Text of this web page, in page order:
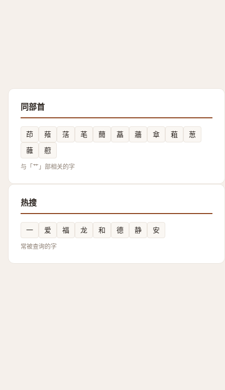
同部首
茚 薞 萿 芼 䕡 藠 蘠 䓥 蒩
葱
䕹
藯
与「艹」部相关的字
热搜
一 爱 福 龙 和 德 静 安
常被查询的字